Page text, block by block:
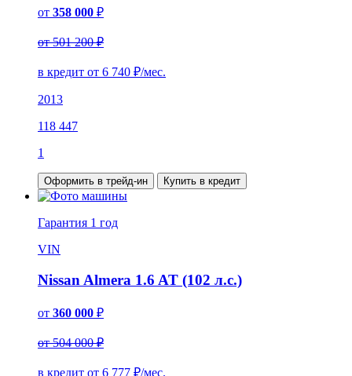
от 358 000 ₽
от 501 200 ₽
в кредит от 6 740 ₽/мес.
2013
118 447
1
Оформить в трейд-ин Купить в кредит
Гарантия 1 год
VIN
Nissan Almera 1.6 AT (102 л.с.)
от 360 000 ₽
от 504 000 ₽
в кредит от 6 777 ₽/мес.